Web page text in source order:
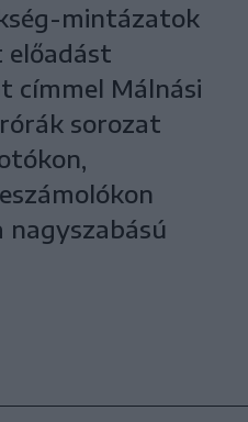
mintázatok
címmel Málnási
sorozat
nagyszabású